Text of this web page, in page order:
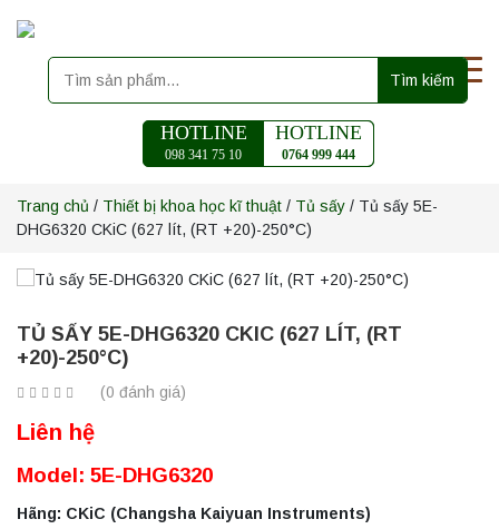
Tìm kiếm
HOTLINE
098 341 75 10
HOTLINE
0764 999 444
Trang chủ / Thiết bị khoa học kĩ thuật / Tủ sấy / Tủ sấy 5E-
DHG6320 CKiC (627 lít, (RT +20)-250°C)
TỦ SẤY 5E-DHG6320 CKIC (627 LÍT, (RT
+20)-250°C)
(0 đánh giá)
Liên hệ
Model: 5E-DHG6320
Hãng: CKiC (Changsha Kaiyuan Instruments)